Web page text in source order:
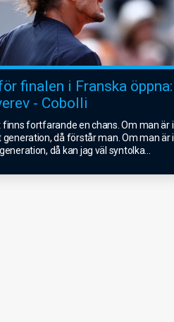
finalen i Franska öppna:
- Cobolli
finns fortfarande en chans. Om man är i
generation, då förstår man. Om man är i
då kan jag väl syntolka